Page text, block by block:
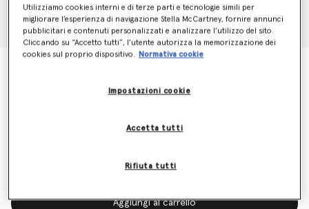
Cioccolato scuro traslucido e oro
selezionato
Aggiungi al carrello
Utilizziamo cookies interni e di terze parti e tecnologie simili per
migliorare l’esperienza di navigazione Stella McCartney, fornire annunci
pubblicitari e contenuti personalizzati e analizzare l’utilizzo del sito.
Cliccando su “Accetto tutti”, l’utente autorizza la memorizzazione dei
cookies sul proprio dispositivo.
Normativa cookie
Impostazioni cookie
Rifiuta tutti
Accetta tutti